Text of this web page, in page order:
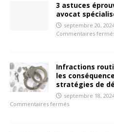
3 astuces
avocat
septembre 20,
Commentaires
Infractions
les
stratégies de
septembre 18,
Commentaires fermés